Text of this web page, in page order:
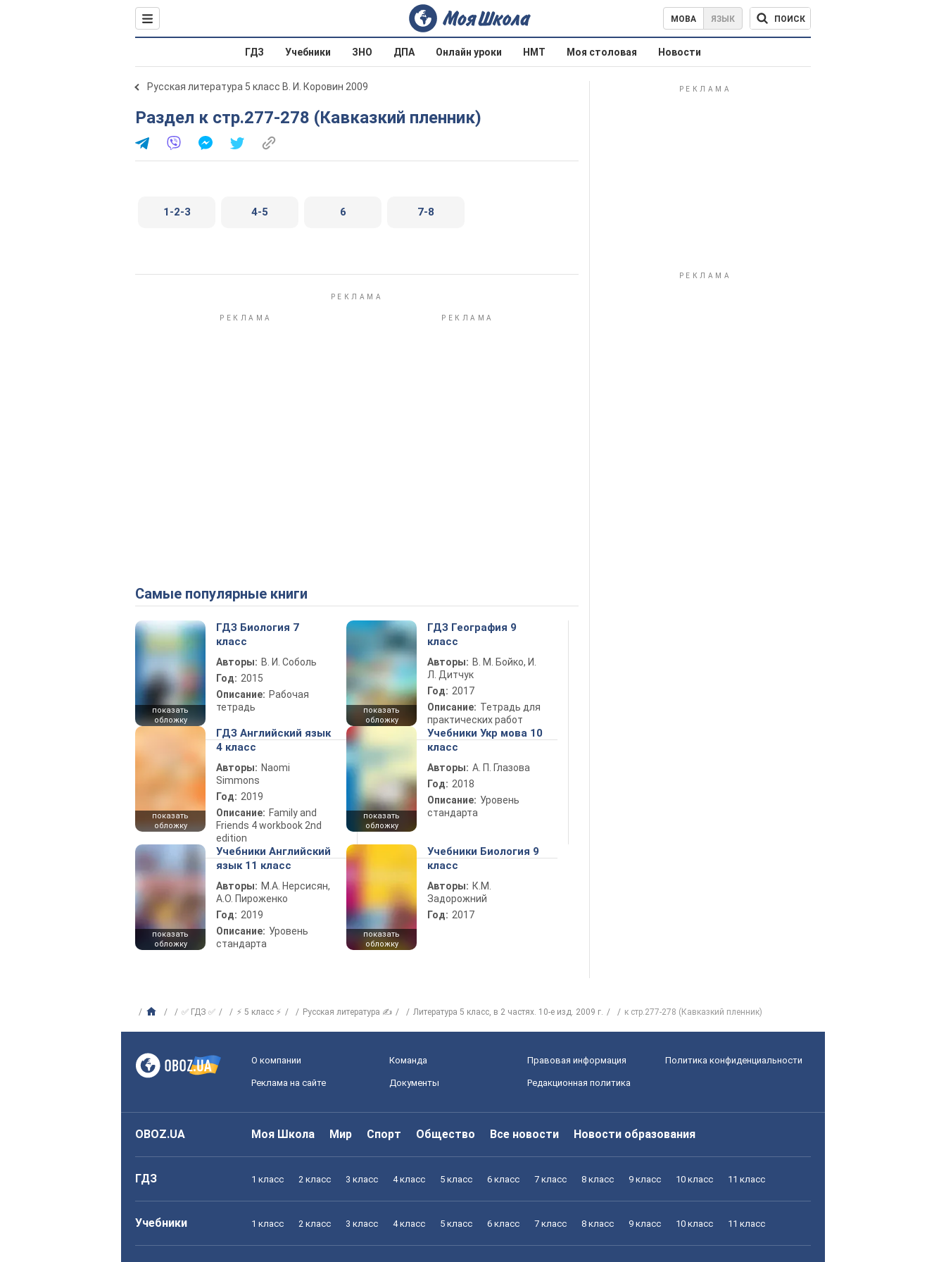
МОВА ЯЗЫК ПОИСК
ГДЗ Учебники ЗНО ДПА Онлайн уроки НМТ Моя столовая Новости
Русская литература 5 класс В. И. Коровин 2009
Раздел к стр.277-278 (Кавказкий пленник)
1-2-3 4-5 6 7-8
Самые популярные книги
показать
обложку
ГДЗ Биология 7
класс
Авторы: В. И. Соболь
Год: 2015
Описание: Рабочая
тетрадь
показать
обложку
ГДЗ География 9
класс
Авторы: В. М. Бойко, И.
Л. Дитчук
Год: 2017
Описание: Тетрадь для
практических работ
показать
обложку
ГДЗ Английский язык
4 класс
Авторы: Naomi
Simmons
Год: 2019
Описание: Family and
Friends 4 workbook 2nd
edition
показать
обложку
Учебники Укр мова 10
класс
Авторы: А. П. Глазова
Год: 2018
Описание: Уровень
стандарта
показать
обложку
Учебники Английский
язык 11 класс
Авторы: М.А. Нерсисян,
А.О. Пироженко
Год: 2019
Описание: Уровень
стандарта
показать
обложку
Учебники Биология 9
класс
Авторы: К.М.
Задорожний
Год: 2017
✅ ГДЗ ✅ ⚡ 5 класс ⚡ Русская литература ✍ Литература 5 класс, в 2 частях. 10-е изд. 2009 г. к стр.277-278 (Кавказкий пленник)
О компании Команда Правовая информация Политика конфиденциальности
Реклама на сайте Документы Редакционная политика
OBOZ.UA Моя Школа Мир Спорт Общество Все новости Новости образования
ГДЗ 1 класс 2 класс 3 класс 4 класс 5 класс 6 класс 7 класс 8 класс 9 класс 10 класс 11 класс
Учебники 1 класс 2 класс 3 класс 4 класс 5 класс 6 класс 7 класс 8 класс 9 класс 10 класс 11 класс